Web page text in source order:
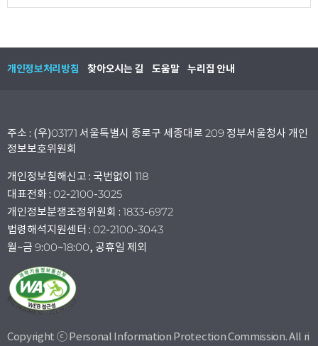
개인정보처리방침 찾아오시는 길 도움말 누리집 안내
주소 : (우)03171 서울특별시 종로구 세종대로 209 정부서울청사 개인
정보보호위원회
개인정보침해신고 : 국번없이 118
대표전화 : 02-2100-3025
개인정보분쟁조정위원회 : 1833-6972
법령해석지원센터 : 02-2100-3043
월~금 9:00~18:00, 공휴일 제외
Copyright ⓒ Personal Information Protection Commission. All ri